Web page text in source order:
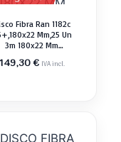
Fibra Ran 1182c
Mm,25 Un
3m 180x22 Mm
149,30€ IVA incl.